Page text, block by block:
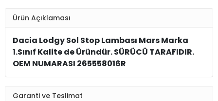
Ürün Açıklaması
Dacia Lodgy Sol Stop Lambası Mars Marka
1.Sınıf Kalite de Üründür. SÜRÜCÜ TARAFIDIR.
OEM NUMARASI 265558016R
Garanti ve Teslimat